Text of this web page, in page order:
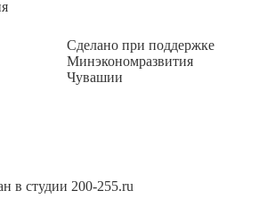
Сделано при поддержке
Минэкономразвития
Чувашии
в студии 200-255.ru